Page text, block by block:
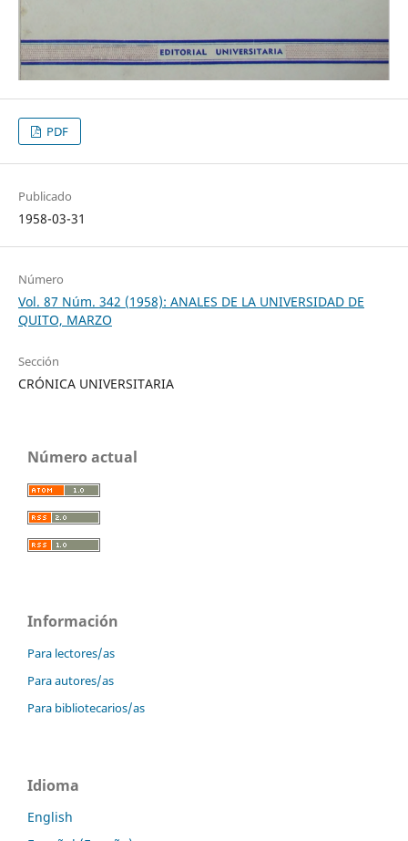
PDF
Publicado
1958-03-31
Número
Vol. 87 Núm. 342 (1958): ANALES DE LA UNIVERSIDAD DE
QUITO, MARZO
Sección
CRÓNICA UNIVERSITARIA
Número actual
Información
Para lectores/as
Para autores/as
Para bibliotecarios/as
Idioma
English